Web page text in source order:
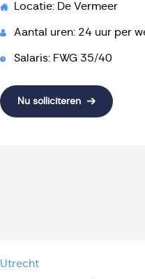
Locatie: De Vermeer
Aantal uren: 24 uur per
Salaris: FWG 35/40
Nu solliciteren
Utrecht